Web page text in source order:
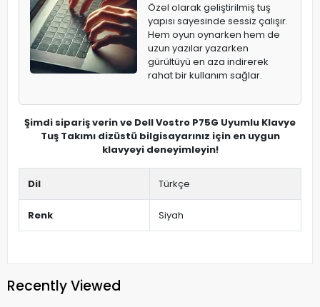
Özel olarak geliştirilmiş tuş
yapısı sayesinde sessiz çalışır.
Hem oyun oynarken hem de
uzun yazılar yazarken
gürültüyü en aza indirerek
rahat bir kullanım sağlar.
Şimdi sipariş verin ve Dell Vostro P75G Uyumlu Klavye
Tuş Takımı dizüstü bilgisayarınız için en uygun
klavyeyi deneyimleyin!
Dil Türkçe
Renk Siyah
Recently Viewed